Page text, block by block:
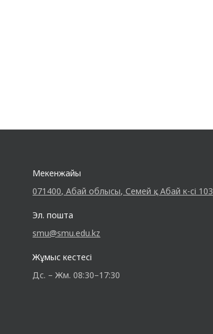
Мекенжайы
071400, Абай облысы, Семей қ., Абай к-сі 103
Эл. пошта
smu@smu.edu.kz
Жұмыс кестесі
Дс. – Жм. 08:30–17:30